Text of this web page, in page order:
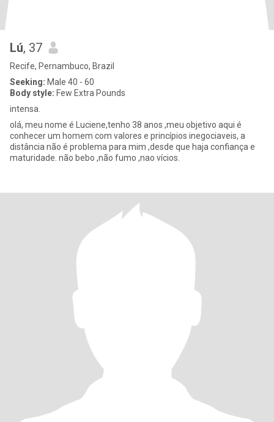
Lú, 37
Recife, Pernambuco, Brazil
Seeking: Male 40 - 60
Body style: Few Extra Pounds
intensa.
olá, meu nome é Luciene,tenho 38 anos ,meu objetivo aqui é
conhecer um homem com valores e princípios inegociaveis, a
distância não é problema para mim ,desde que haja confiança e
maturidade. não bebo ,não fumo ,nao vícios.